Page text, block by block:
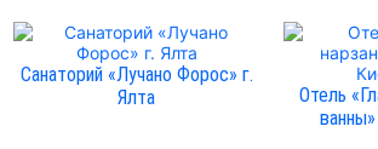
Санаторий «Лучано Форос» г.
Ялта
Отель